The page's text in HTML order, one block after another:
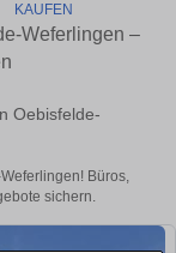
KAUFEN
Weferlingen –
Oebisfelde-
Büros,
sichern.